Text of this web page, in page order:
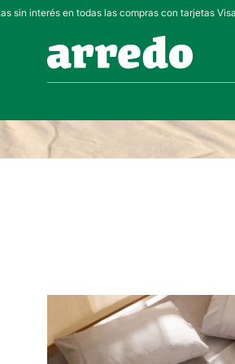
sin interés en todas las compras con tarjetas Visa